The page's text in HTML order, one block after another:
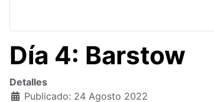
Día 4: Barstow
Detalles
Publicado: 24 Agosto 2022